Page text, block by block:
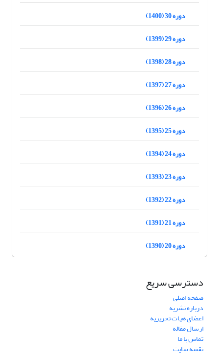
دوره 30 (1400)
دوره 29 (1399)
دوره 28 (1398)
دوره 27 (1397)
دوره 26 (1396)
دوره 25 (1395)
دوره 24 (1394)
دوره 23 (1393)
دوره 22 (1392)
دوره 21 (1391)
دوره 20 (1390)
دسترسی سریع
صفحه اصلی
درباره نشریه
اعضای هیات تحریریه
ارسال مقاله
تماس با ما
نقشه سایت